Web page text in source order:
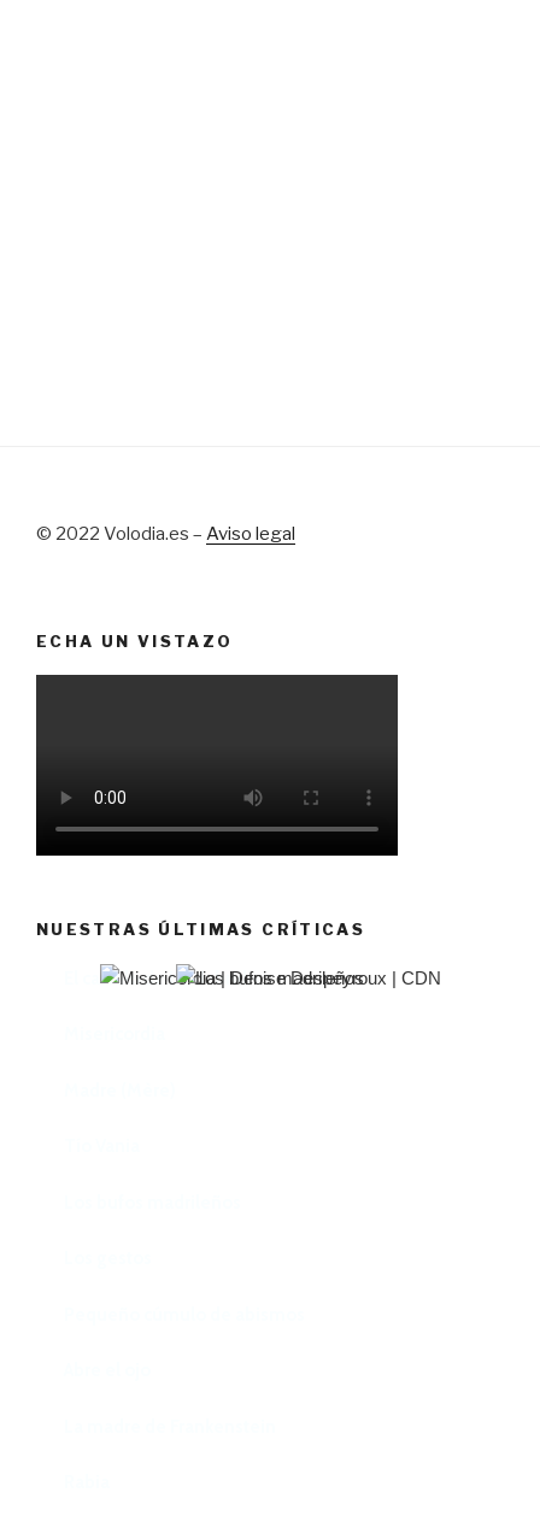
© 2022 Volodia.es – Aviso legal
ECHA UN VISTAZO
NUESTRAS ÚLTIMAS CRÍTICAS
El castillo de Lindabridis